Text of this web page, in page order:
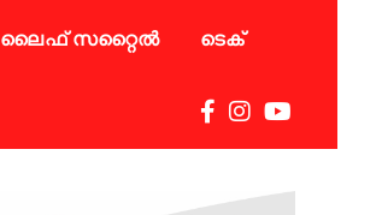
ലൈഫ് സറ്റൈൽ
ടെക്